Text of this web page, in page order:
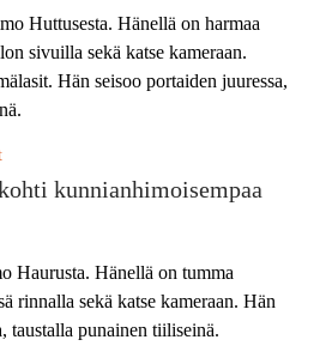
kunnian­himoisempaa